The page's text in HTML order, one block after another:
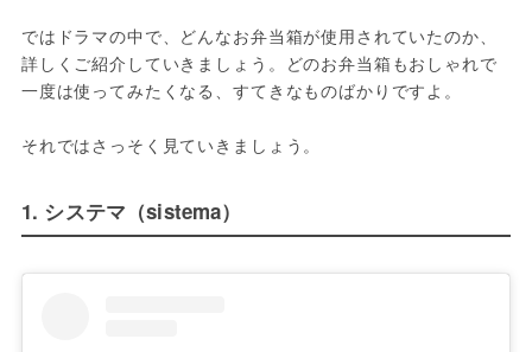
ではドラマの中で、どんなお弁当箱が使用されていたのか、
詳しくご紹介していきましょう。どのお弁当箱もおしゃれで
一度は使ってみたくなる、すてきなものばかりですよ。
それではさっそく見ていきましょう。
1. システマ（sistema）